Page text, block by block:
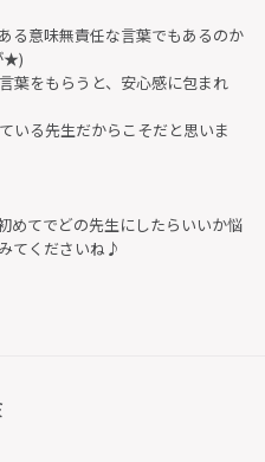
る意味無責任な言葉でもあるのか
★)
葉をもらうと、安心感に包まれ
いる先生だからこそだと思いま
めてでどの先生にしたらいいか悩
てくださいね♪